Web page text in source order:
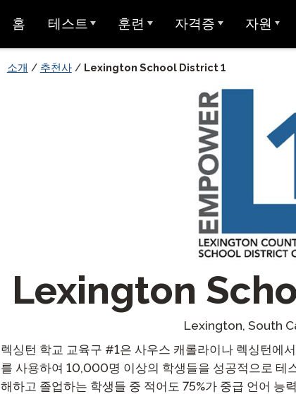
홈
테스트
모든 STAMP 테
STAMP WS
STAMPe
STAMP CEFR을
STAMP Pro
STAMP 단일 언어
STAMP ASL을 위
STAMP을 히브
SHL 테스트 디자
SHL 테스트 섹션
테스트 언어
재시도 요청
훈련
아방 MORE
MEDLI (이중
MORE 학습
자격증
Avant 디지털 배지
양언어 구사 주 씰
글로벌 양언어 숙달 인증
자원
사용자 가
글쓰기 예시
비디오 튜
숙박 시설
팟캐스트
블로그
이벤트
소개 / 추천사/ Lexington School District 1
Lexington
Lexington, South
렉싱턴 학교 교육구 #1은 사우스 캐롤라이나 렉싱턴에
를 사용하여 10,000명 이상의 학생들을 성공적으로 테
해하고 졸업하는 학생들 중 적어도 75%가 중급 언어 능